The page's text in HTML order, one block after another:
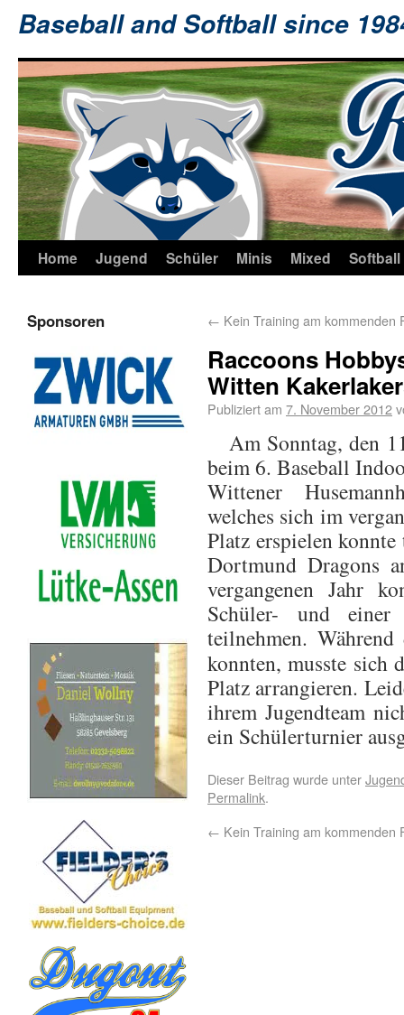
Baseball and Softball since
Home Jugend Schüler Minis Mixed Softball
← Kein Training am kommenden
Raccoons
Witten
Publiziert am 7. November 2012
Am Sonntag, den
beim 6. Baseball
Wittener
welches sich im
Platz erspielen
Dortmund Dragons
vergangenen Jahr
Schüler- und einer
teilnehmen.
konnten, musste sich
Platz arrangieren.
ihrem Jugendteam
ein Schülerturnier
Dieser Beitrag wurde unter
Permalink.
← Kein Training am kommenden
Sponsoren